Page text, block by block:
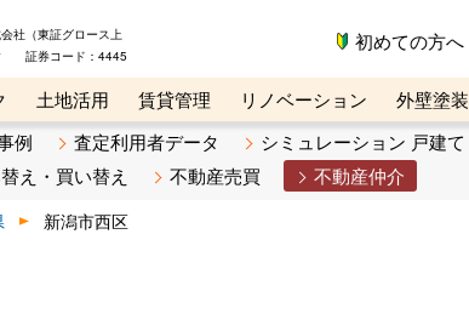
社（東証グロース上
証券コード：4445
初めての方へ
土地活用 賃貸管理 リノベーション 外壁塗装
講座 リビンマガジンBiz 不動産売却ご相談デスク
例 査定利用者データ
シミュレーション 戸建て
え・買い替え 不動産売買 不動産仲介
新潟市西区